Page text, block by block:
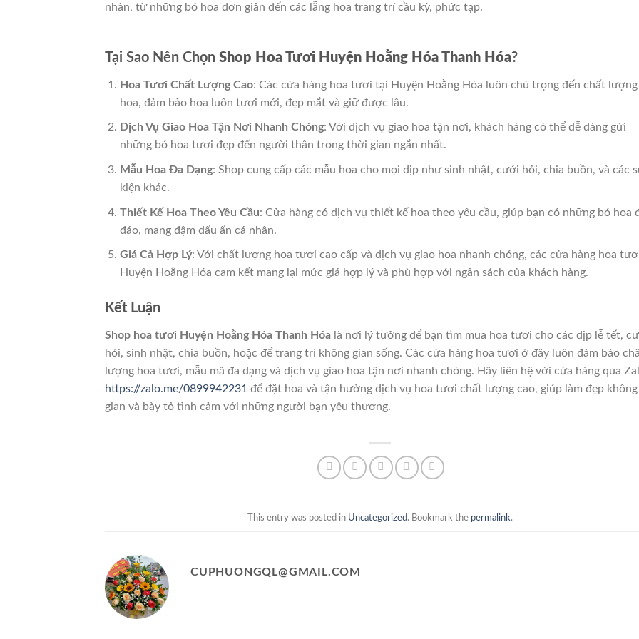
nhân, từ những bó hoa đơn giản đến các lẵng hoa trang trí cầu kỳ, phức tạp.
Tại Sao Nên Chọn Shop Hoa Tươi Huyện Hoằng Hóa Thanh Hóa?
Hoa Tươi Chất Lượng Cao: Các cửa hàng hoa tươi tại Huyện Hoằng Hóa luôn chú trọng đến chất lượng
hoa, đảm bảo hoa luôn tươi mới, đẹp mắt và giữ được lâu.
Dịch Vụ Giao Hoa Tận Nơi Nhanh Chóng: Với dịch vụ giao hoa tận nơi, khách hàng có thể dễ dàng gửi
những bó hoa tươi đẹp đến người thân trong thời gian ngắn nhất.
Mẫu Hoa Đa Dạng: Shop cung cấp các mẫu hoa cho mọi dịp như sinh nhật, cưới hỏi, chia buồn, và các
kiện khác.
Thiết Kế Hoa Theo Yêu Cầu: Cửa hàng có dịch vụ thiết kế hoa theo yêu cầu, giúp bạn có những bó hoa
đáo, mang đậm dấu ấn cá nhân.
Giá Cả Hợp Lý: Với chất lượng hoa tươi cao cấp và dịch vụ giao hoa nhanh chóng, các cửa hàng hoa
Huyện Hoằng Hóa cam kết mang lại mức giá hợp lý và phù hợp với ngân sách của khách hàng.
Kết Luận
Shop hoa tươi Huyện Hoằng Hóa Thanh Hóa là nơi lý tưởng để bạn tìm mua hoa tươi cho các dịp lễ tết,
hỏi, sinh nhật, chia buồn, hoặc để trang trí không gian sống. Các cửa hàng hoa tươi ở đây luôn đảm bảo
lượng hoa tươi, mẫu mã đa dạng và dịch vụ giao hoa tận nơi nhanh chóng. Hãy liên hệ với cửa hàng qua
https://zalo.me/0899942231 để đặt hoa và tận hưởng dịch vụ hoa tươi chất lượng cao, giúp làm đẹp không
gian và bày tỏ tình cảm với những người bạn yêu thương.
This entry was posted in Uncategorized. Bookmark the permalink.
CUPHUONGQL@GMAIL.COM